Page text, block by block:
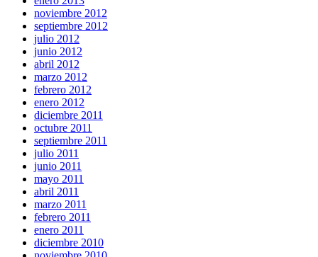
noviembre 2012
septiembre 2012
julio 2012
junio 2012
abril 2012
marzo 2012
febrero 2012
enero 2012
diciembre 2011
octubre 2011
septiembre 2011
julio 2011
junio 2011
mayo 2011
abril 2011
marzo 2011
febrero 2011
enero 2011
diciembre 2010